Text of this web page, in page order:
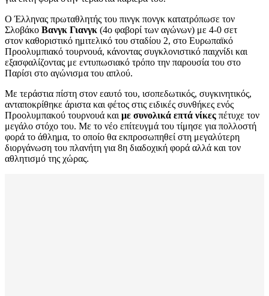
Ο Έλληνας πρωταθλητής του πινγκ πονγκ κατατρόπωσε τον
Σλοβάκο Βανγκ Γιανγκ (4ο φαβορί των αγώνων) με 4-0 σετ
στον καθοριστικό ημιτελικό του σταδίου 2, στο Ευρωπαϊκό
Προολυμπιακό τουρνουά, κάνοντας συγκλονιστικό παιχνίδι και
εξασφαλίζοντας με εντυπωσιακό τρόπο την παρουσία του στο
Παρίσι στο αγώνισμα του απλού.
Με τεράστια πίστη στον εαυτό του, ισοπεδωτικός, συγκινητικός,
ανταποκρίθηκε άριστα και φέτος στις ειδικές συνθήκες ενός
Προολυμπακού τουρνουά και με συνολικά επτά νίκες πέτυχε τον
μεγάλο στόχο του. Με το νέο επίτευγμά του τίμησε για πολλοστή
φορά το άθλημα, το οποίο θα εκπροσωπηθεί στη μεγαλύτερη
διοργάνωση του πλανήτη για 8η διαδοχική φορά αλλά και τον
αθλητισμό της χώρας.